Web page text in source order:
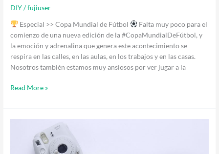
DIY/fujiuser
Especial >> Copa Mundial de Fútbol
Falta muy poco para el
comienzo de una nueva edición de la #CopaMundialDeFútbol, y
la emoción y adrenalina que genera este acontecimiento se
respira en las calles, en las aulas, en los trabajos y en las casas.
Nosotros también estamos muy ansiosos por ver jugar a la
Read More »
colección